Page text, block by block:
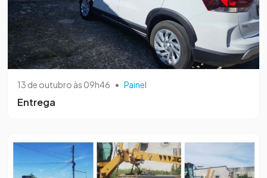
13 de outubro às 09h46 • Painel
Entrega